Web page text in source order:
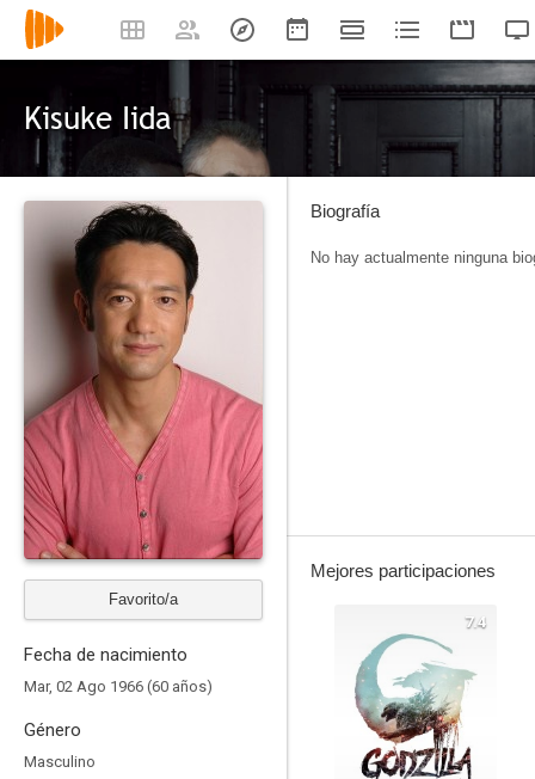
Kisuke Iida
Favorito/a
Fecha de nacimiento
Mar, 02 Ago 1966 (60 años)
Género
Masculino
Biografía
No hay actualmente ninguna
Mejores participaciones
7.4